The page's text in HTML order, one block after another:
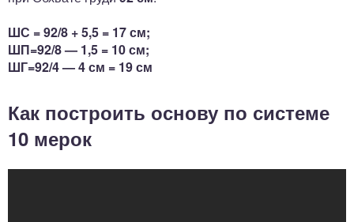
ШС = 92/8 + 5,5 = 17 см;
ШП=92/8 — 1,5 = 10 см;
ШГ=92/4 — 4 см = 19 см
Как построить основу по системе
10 мерок